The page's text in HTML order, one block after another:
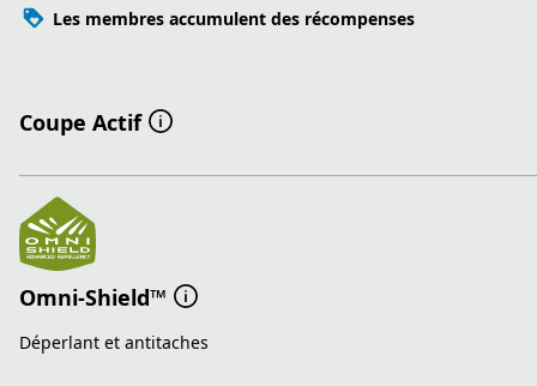
Les membres accumulent des récompenses
Coupe Actif
Omni-Shield™
Déperlant et antitaches